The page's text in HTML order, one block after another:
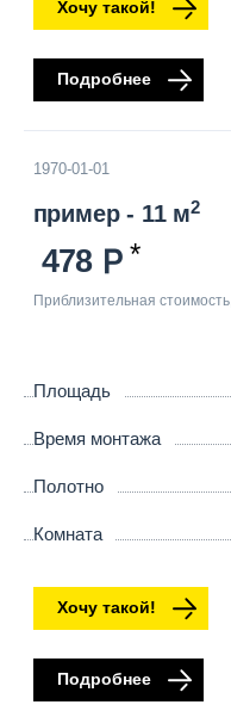
Хочу такой!
Подробнее
1970-01-01
пример - 11 м2
478
Приблизительная
3/ 5
Площадь
Время монтажа
Полотно
Комната
Хочу такой!
Подробнее